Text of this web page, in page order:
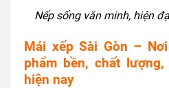
Nếp sống văn minh, hiện
Mái xếp Sài Gòn –
phẩm bền, chất
hiện nay